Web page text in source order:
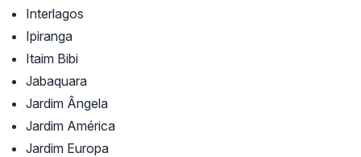
Interlagos
Ipiranga
Itaim Bibi
Jabaquara
Jardim Ângela
Jardim América
Jardim Europa